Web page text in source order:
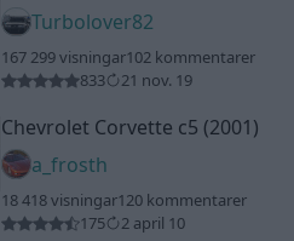
Turbolover82
167 299 visningar102 kommentarer
833
21 nov. 19
Chevrolet Corvette c5 (2001)
a_frosth
18 418 visningar120 kommentarer
175
2 april 10